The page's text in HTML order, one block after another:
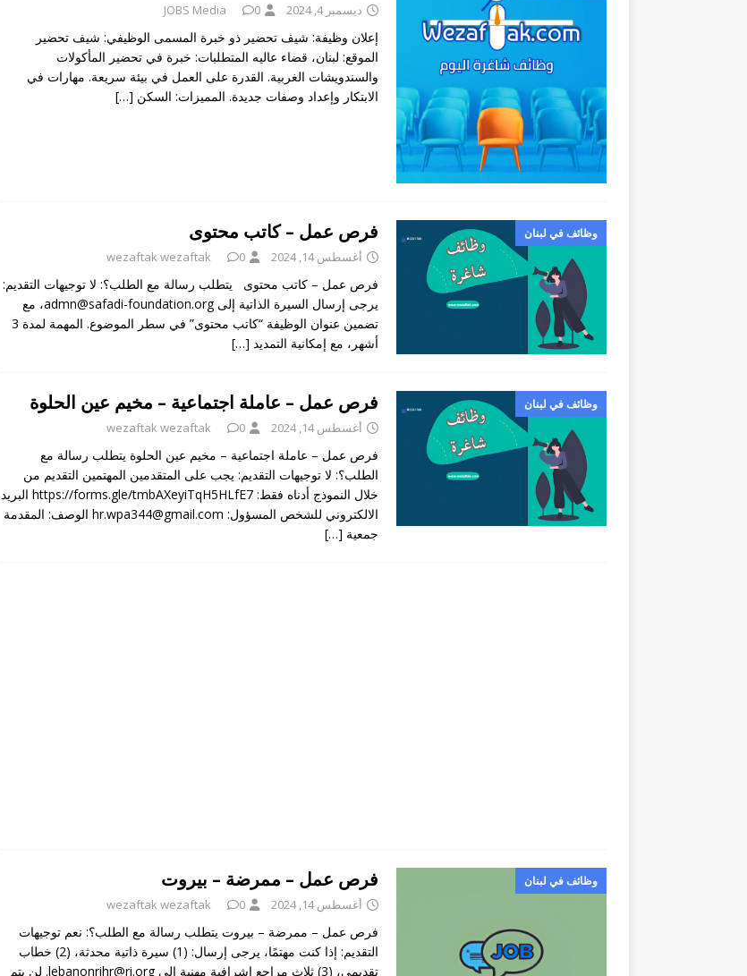
ديسمبر 4, 2024 JOBS Media 0
إعلان وظيفة: شيف تحضير ذو خبرة المسمى الوظيفي: شيف تحضير
الموقع: لبنان، قضاء عاليه المتطلبات: خبرة في تحضير المأكولات
والسندويشات الغربية. القدرة على العمل في بيئة سريعة. مهارات في
الابتكار وإعداد وصفات جديدة. المميزات: السكن […]
وظائف في لبنان فرص عمل – كاتب محتوى
أغسطس 14, 2024 wezaftak wezaftak 0
فرص عمل – كاتب محتوى يتطلب رسالة مع الطلب؟: لا توجيهات التقديم:
يرجى إرسال السيرة الذاتية إلى admn@safadi-foundation.org، مع
تضمين عنوان الوظيفة “كاتب محتوى” في سطر الموضوع. المهمة لمدة 3
أشهر، مع إمكانية التمديد […]
وظائف في لبنان فرص عمل – عاملة اجتماعية – مخيم عين الحلوة
أغسطس 14, 2024 wezaftak wezaftak 0
فرص عمل – عاملة اجتماعية – مخيم عين الحلوة يتطلب رسالة مع
الطلب؟: لا توجيهات التقديم: يجب على المتقدمين المهتمين التقديم من
خلال النموذج أدناه فقط: https://forms.gle/tmbAXeyiTqH5HLfE7 البريد
الالكتروني للشخص المسؤول: hr.wpa344@gmail.com الوصف: المقدمة
جمعية […]
وظائف في لبنان فرص عمل – ممرضة – بيروت
أغسطس 14, 2024 wezaftak wezaftak 0
فرص عمل – ممرضة – بيروت يتطلب رسالة مع الطلب؟: نعم توجيهات
التقديم: إذا كنت مهتمًا، يرجى إرسال: (1) سيرة ذاتية محدثة، (2) خطاب
تقديمي، (3) ثلاث مراجع إشرافية مهنية إلى lebanonrihr@ri.org. لن يتم